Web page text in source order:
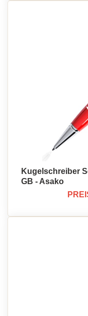
Kugelschreiber
GB - Asako